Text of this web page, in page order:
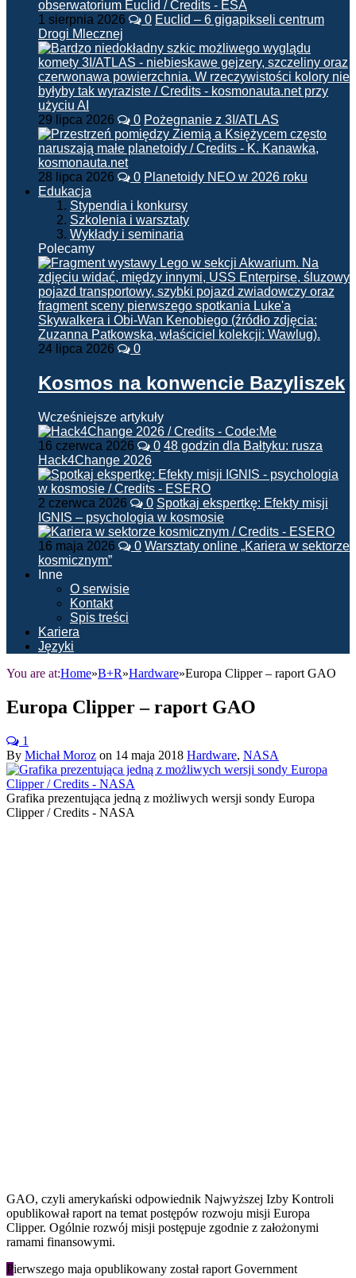
1 sierpnia 2026 0 Euclid – 6 gigapikseli centrum
Drogi Mlecznej
29 lipca 2026 0 Pożegnanie z 3I/ATLAS
28 lipca 2026 0 Planetoidy NEO w 2026 roku
Edukacja
Stypendia i konkursy
Szkolenia i warsztaty
Wykłady i seminaria
Polecamy
24 lipca 2026 0
Kosmos na konwencie Bazyliszek
Wcześniejsze artykuły
16 czerwca 2026 0 48 godzin dla Bałtyku: rusza
Hack4Change 2026
2 czerwca 2026 0 Spotkaj ekspertkę: Efekty misji
IGNIS – psychologia w kosmosie
16 maja 2026 0 Warsztaty online „Kariera w sektorze
kosmicznym”
Inne
O serwisie
Kontakt
Spis treści
Kariera
Języki
You are at:Home»B+R»Hardware»Europa Clipper – raport GAO
Europa Clipper – raport GAO
1
By Michał Moroz on 14 maja 2018 Hardware, NASA
Grafika prezentująca jedną z możliwych wersji sondy Europa
Clipper / Credits - NASA
GAO, czyli amerykański odpowiednik Najwyższej Izby Kontroli
opublikował raport na temat postępów rozwoju misji Europa
Clipper. Ogólnie rozwój misji postępuje zgodnie z założonymi
ramami finansowymi.
Pierwszego maja opublikowany został raport Government